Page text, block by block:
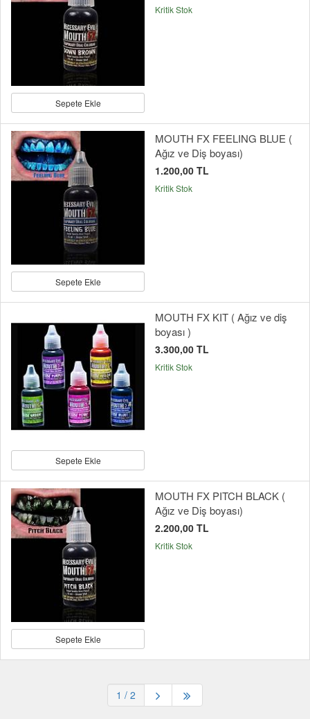
Sepete Ekle
Kritik Stok
Sepete Ekle
MOUTH FX FEELING BLUE (
Ağız ve Diş boyası)
1.200,00 TL
Kritik Stok
Sepete Ekle
MOUTH FX KIT ( Ağız ve diş
boyası )
3.300,00 TL
Kritik Stok
Sepete Ekle
MOUTH FX PITCH BLACK (
Ağız ve Diş boyası)
2.200,00 TL
Kritik Stok
1 / 2